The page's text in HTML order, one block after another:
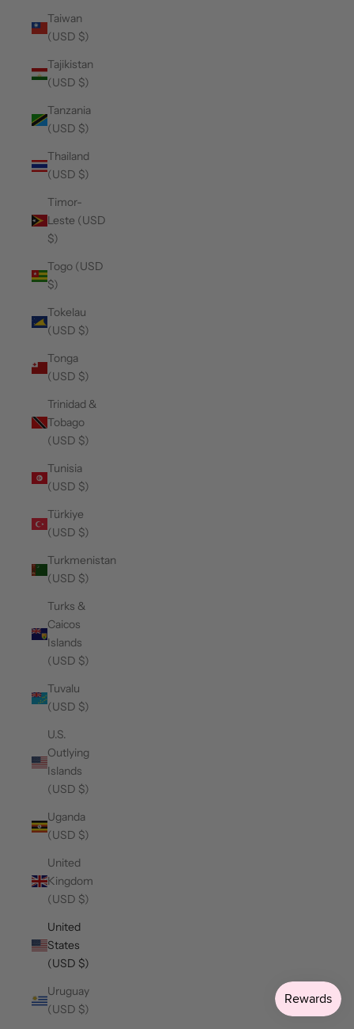
Taiwan
(USD $)
Tajikistan
(USD $)
Tanzania
(USD $)
Thailand
(USD $)
Timor-
Leste (USD
$)
Togo (USD
$)
Tokelau
(USD $)
Tonga
(USD $)
Trinidad &
Tobago
(USD $)
Tunisia
(USD $)
Türkiye
(USD $)
Turkmenistan
(USD $)
Turks &
Caicos
Islands
(USD $)
Tuvalu
(USD $)
U.S.
Outlying
Islands
(USD $)
Uganda
(USD $)
United
Kingdom
(USD $)
United
States
(USD $)
Uruguay
(USD $)